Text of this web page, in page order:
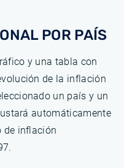
POR PAÍS
y una tabla con
de la inflación
un país y un
automáticamente
de inflación